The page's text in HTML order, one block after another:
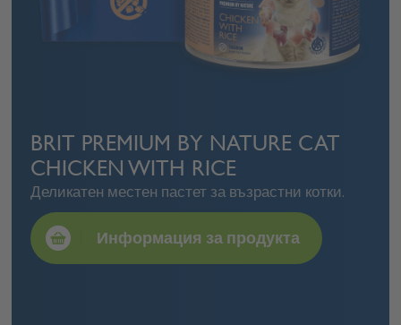
BRIT PREMIUM BY NATURE CAT
CHICKEN WITH RICE
Деликатен местен пастет за възрастни котки.
Информация за продукта